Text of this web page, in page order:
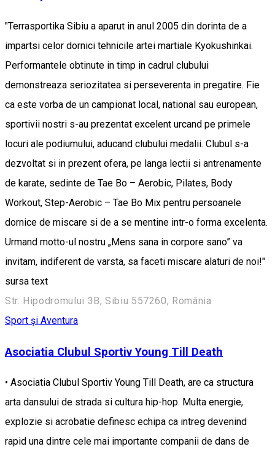
"Terrasportika Sibiu a aparut in anul 2005 din dorinta de a
impartsi celor dornici tehnicile artei martiale Kyokushinkai.
Performantele obtinute in timp in cadrul clubului
demonstreaza seriozitatea si perseverenta in pregatire. Fie
ca este vorba de un campionat local, national sau european,
sportivii nostri s-au prezentat excelent urcand pe primele
locuri ale podiumului, aducand clubului medalii. Clubul s-a
dezvoltat si in prezent ofera, pe langa lectii si antrenamente
de karate, sedinte de Tae Bo – Aerobic, Pilates, Body
Workout, Step-Aerobic – Tae Bo Mix pentru persoanele
dornice de miscare si de a se mentine intr-o forma excelenta.
Urmand motto-ul nostru „Mens sana in corpore sano” va
invitam, indiferent de varsta, sa faceti miscare alaturi de noi!"
sursa text
Str. Hipodromului 3B, Sibiu 557260, România
Sport și Aventura
Asociatia Clubul Sportiv Young Till Death
• Asociatia Clubul Sportiv Young Till Death, are ca structura
arta dansului de strada si cultura hip-hop. Multa energie,
explozie si acrobatie definesc echipa ca intreg devenind
rapid una dintre cele mai importante companii de dans de